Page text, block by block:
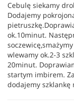
Cebulę siekamy
Dodajemy
ok.10minut.
wlewamy ok.2-3
20minut.
startym imbirem.
dodajemy szklankę